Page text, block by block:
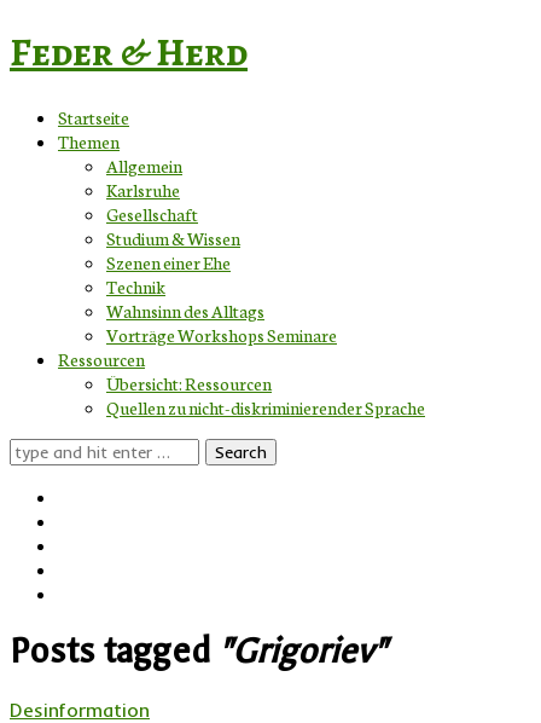
Feder & Herd
Startseite
Themen
Allgemein
Karlsruhe
Gesellschaft
Studium & Wissen
Szenen einer Ehe
Technik
Wahnsinn des Alltags
Vorträge Workshops Seminare
Ressourcen
Übersicht: Ressourcen
Quellen zu nicht-diskriminierender Sprache
Search
for:
Posts tagged "Grigoriev"
Desinformation